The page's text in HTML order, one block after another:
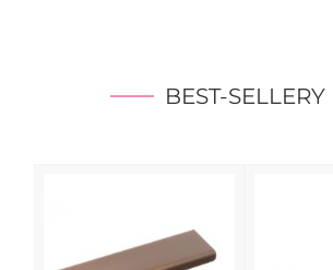
BEST-SELLERY